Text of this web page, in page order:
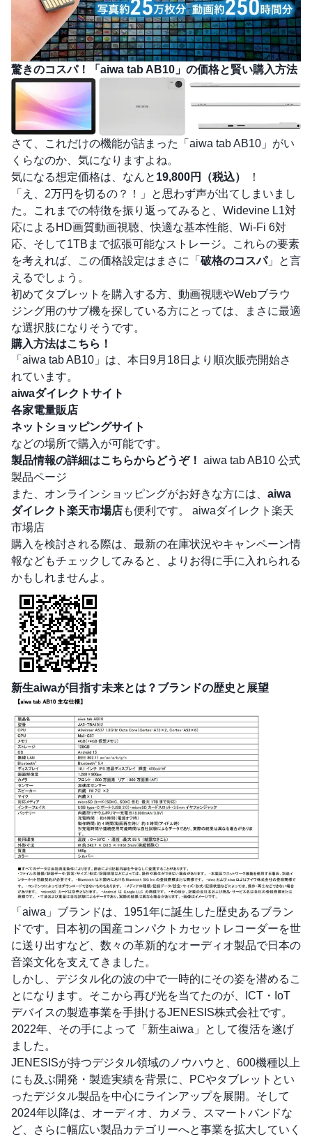
驚きのコスパ！「aiwa tab AB10」の価格と賢い購入方法
さて、これだけの機能が詰まった「aiwa tab AB10」がい
くらなのか、気になりますよね。
気になる想定価格は、なんと 19,800円（税込）
！
「え、2万円を切るの？！」と思わず声が出てしまいまし
た。これまでの特徴を振り返ってみると、Widevine L1対
応によるHD画質動画視聴、快適な基本性能、Wi-Fi 6対
応、そして1TBまで拡張可能なストレージ。これらの要素
を考えれば、この価格設定はまさに「 破格のコスパ」と言
えるでしょう。
初めてタブレットを購入する方、動画視聴やWebブラウ
ジング用のサブ機を探している方にとっては、まさに最適
な選択肢になりそうです。
購入方法はこちら！
「aiwa tab AB10」は、本日9月18日より順次販売開始さ
れています。
aiwaダイレクトサイト
各家電量販店
ネットショッピングサイト
などの場所で購入が可能です。
製品情報の詳細はこちらからどうぞ！ aiwa tab AB10 公式
製品ページ
また、オンラインショッピングがお好きな方には、 aiwa
ダイレクト楽天市場店も便利です。 aiwaダイレクト楽天
市場店
購入を検討される際は、最新の在庫状況やキャンペーン情
報などもチェックしてみると、よりお得に手に入れられる
かもしれませんよ。
新生aiwaが目指す未来とは？ブランドの歴史と展望
「aiwa」ブランドは、1951年に誕生した歴史あるブラン
ドです。日本初の国産コンパクトカセットレコーダーを世
に送り出すなど、数々の革新的なオーディオ製品で日本の
音楽文化を支えてきました。
しかし、デジタル化の波の中で一時的にその姿を潜めるこ
とになります。そこから再び光を当てたのが、ICT・IoT
デバイスの製造事業を手掛けるJENESIS株式会社です。
2022年、その手によって「新生aiwa」として復活を遂げ
ました。
JENESISが持つデジタル領域のノウハウと、600機種以上
にも及ぶ開発・製造実績を背景に、PCやタブレットとい
ったデジタル製品を中心にラインアップを展開。そして
2024年以降は、オーディオ、カメラ、スマートバンドな
ど、さらに幅広い製品カテゴリーへと事業を拡大していく